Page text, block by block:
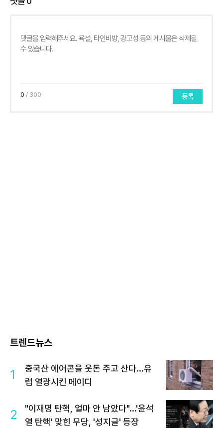
0 / 300 등록
트렌드뉴스
1
중국산 에어콘을 웃돈 주고 산다...유
럽 열광시킨 메이디
2
"이재명 탄핵, 얼마 안 남았다"...'윤석
열 탄핵' 맞힌 무당, '성지글' 등장